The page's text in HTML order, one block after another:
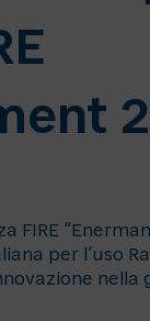
FIRE
per l’uso
nella